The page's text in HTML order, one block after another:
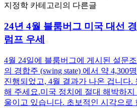
지정학 카테고리의 다른글
24년 4월 블룸버그 미국 대선
럼프 우세
4월 24일에 블룸버그에 게시된 설문
의 경합주 (swing state) 에서 약 4,300
진행되었고, 4월 결과가 나온 겁니다.
해 주세요.미국 정치에 절대 해박하지
울이고 있습니다. 초보적인 시각으로